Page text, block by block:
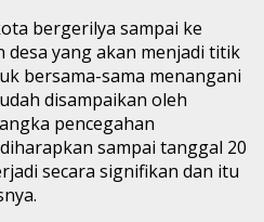
bergerilya sampai ke
yang akan menjadi titik
bersama-sama menangani
disampaikan oleh
pencegahan
sampai tanggal 20
secara signifikan dan itu